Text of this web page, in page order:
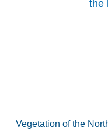
Vegetation of the